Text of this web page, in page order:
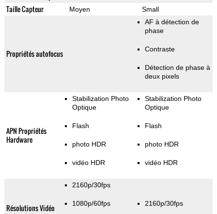
Taille Capteur Moyen Small
Propriétés autofocus
AF à détection de
phase
Contraste
Détection de phase à
deux pixels
APN Propriétés
Hardware
Stabilization Photo
Optique
Flash
photo HDR
vidéo HDR
Stabilization Photo
Optique
Flash
photo HDR
vidéo HDR
Résolutions Vidéo
2160p/30fps
1080p/60fps 2160p/30fps